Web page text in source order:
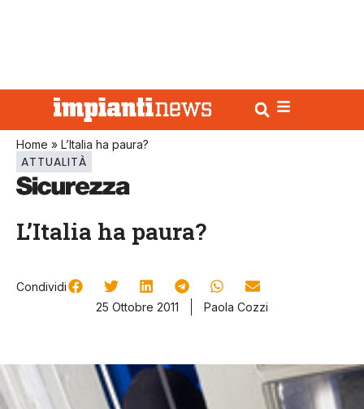
Home » L’Italia ha paura?
ATTUALITÀ
L’Italia ha paura?
Condividi
25 Ottobre 2011
Paola Cozzi